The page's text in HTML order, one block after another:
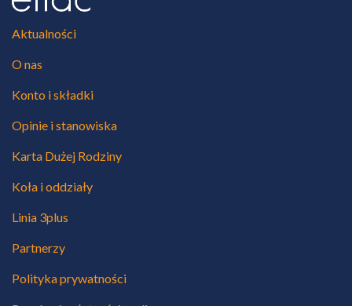
Aktualności
O nas
Konto i składki
Opinie i stanowiska
Karta Dużej Rodziny
Koła i oddziały
Linia 3plus
Partnerzy
Polityka prywatności